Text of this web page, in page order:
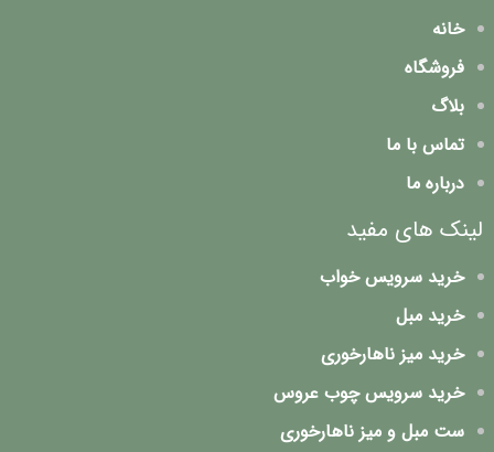
خانه
فروشگاه
بلاگ
تماس با ما
درباره ما
لینک های مفید
خرید سرویس خواب
خرید مبل
خرید میز ناهارخوری
خرید سرویس چوب عروس
ست مبل و میز ناهارخوری